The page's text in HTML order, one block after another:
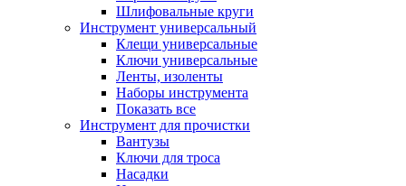
Шлифовальные круги
Инструмент универсальный
Клещи универсальные
Ключи универсальные
Ленты, изоленты
Наборы инструмента
Показать все
Инструмент для прочистки
Вантузы
Ключи для троса
Насадки